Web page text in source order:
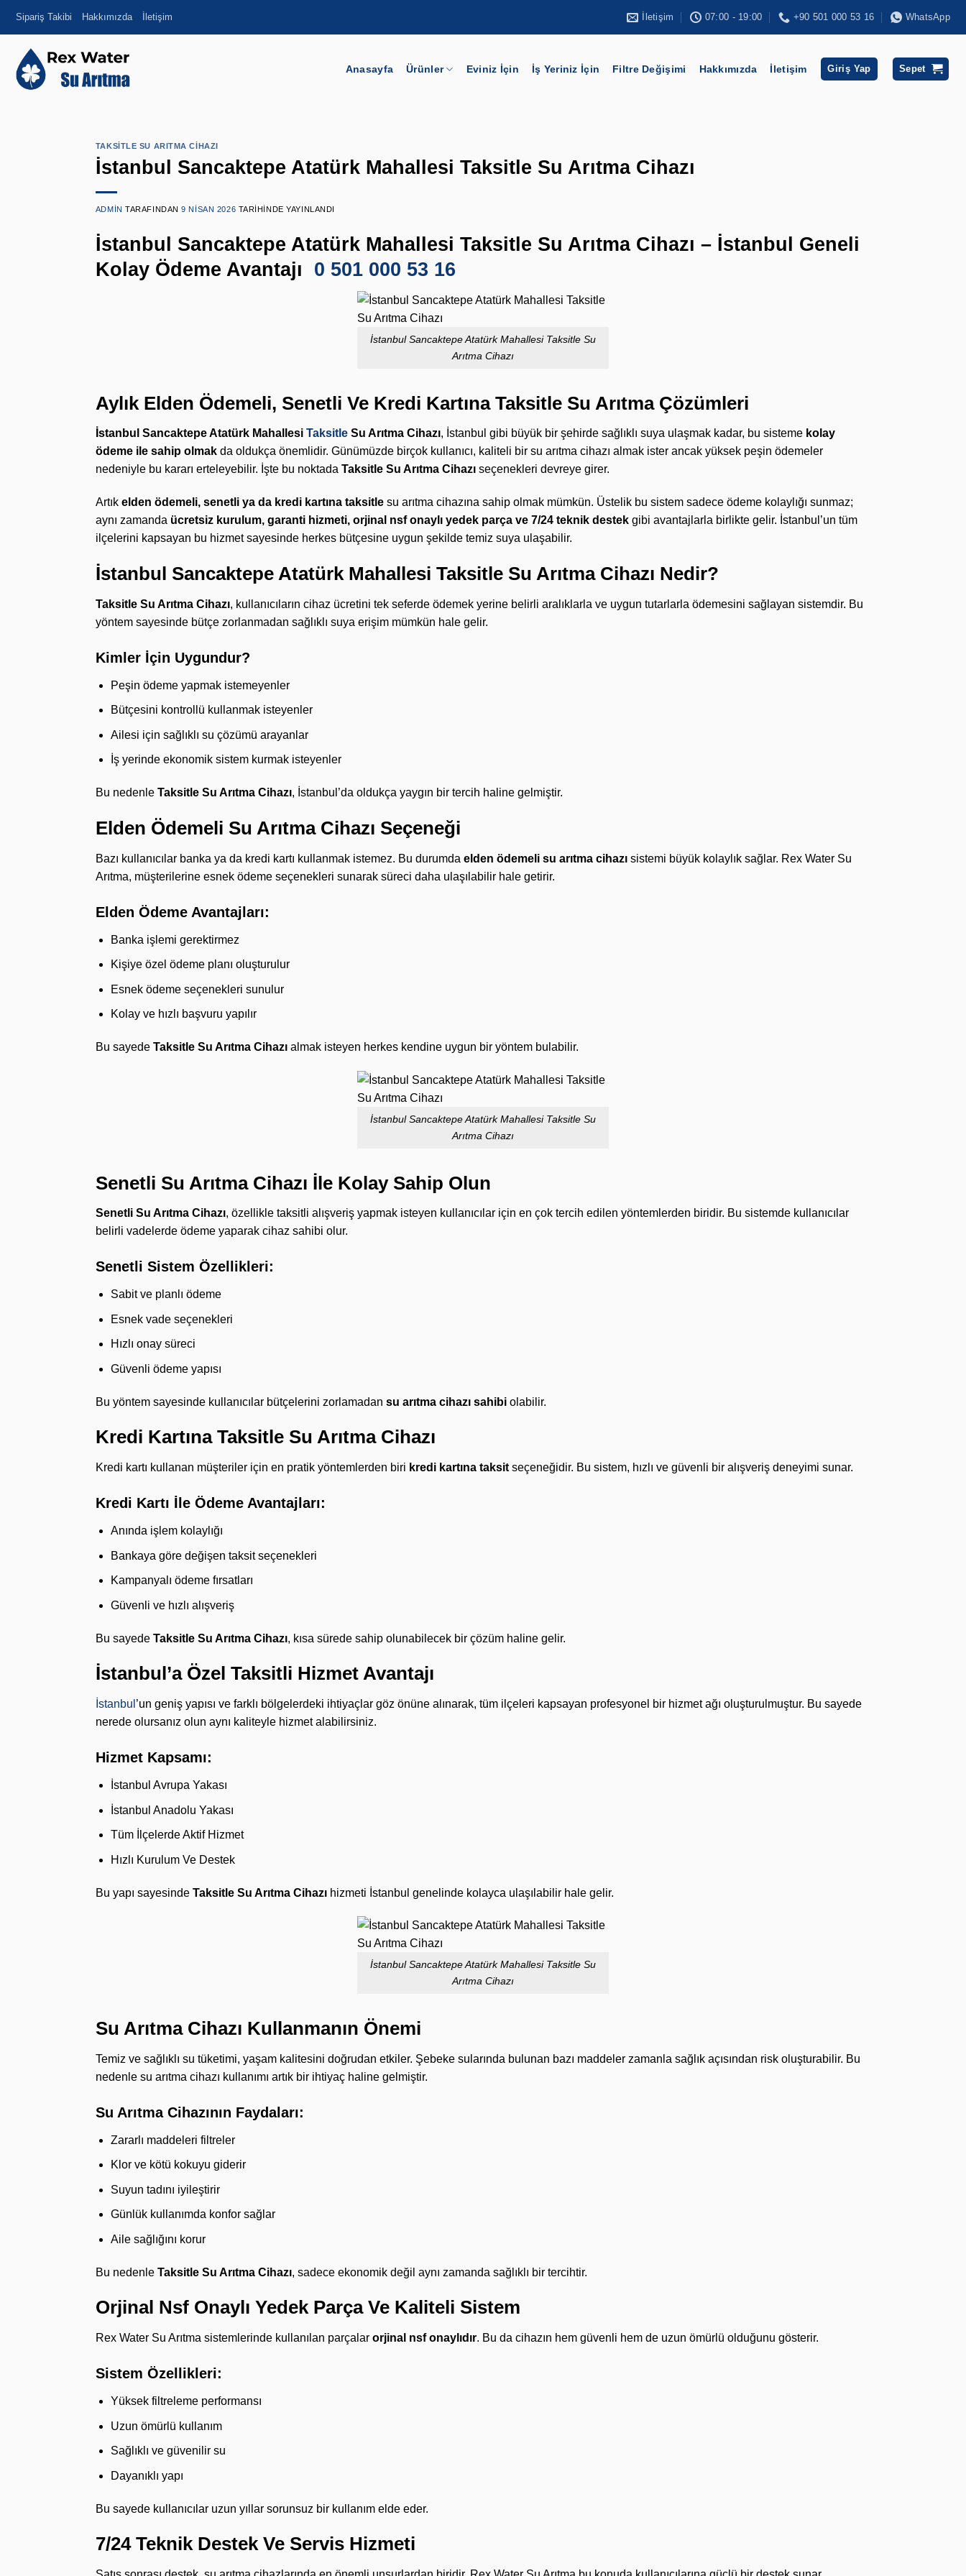
Sipariş Takibi Hakkımızda İletişim İletişim 07:00 - 19:00 +90 501 000 53 16 WhatsApp
Anasayfa Ürünler Eviniz İçin İş Yeriniz İçin Filtre Değişimi Hakkımızda İletişim Giriş Yap Sepet
TAKSITLE SU ARITMA CIHAZI
İstanbul Sancaktepe Atatürk Mahallesi Taksitle Su Arıtma Cihazı
ADMIN TARAFINDAN 9 NISAN 2026 TARIHINDE YAYINLANDI
İstanbul Sancaktepe Atatürk Mahallesi Taksitle Su Arıtma Cihazı – İstanbul Geneli
Kolay Ödeme Avantajı 0 501 000 53 16
İstanbul Sancaktepe Atatürk Mahallesi Taksitle Su
Arıtma Cihazı
Aylık Elden Ödemeli, Senetli Ve Kredi Kartına Taksitle Su Arıtma Çözümleri
İstanbul Sancaktepe Atatürk Mahallesi TaksitleSu Arıtma Cihazı, İstanbul gibi büyük bir şehirde sağlıklı suya ulaşmak kadar, bu sisteme kolay
ödeme ile sahip olmakda oldukça önemlidir. Günümüzde birçok kullanıcı, kaliteli bir su arıtma cihazı almak ister ancak yüksek peşin ödemeler
nedeniyle bu kararı erteleyebilir. İşte bu noktada Taksitle Su Arıtma Cihazıseçenekleri devreye girer.
Artık elden ödemeli, senetli ya da kredi kartına taksitlesu arıtma cihazına sahip olmak mümkün. Üstelik bu sistem sadece ödeme kolaylığı sunmaz;
aynı zamanda ücretsiz kurulum, garanti hizmeti, orjinal nsf onaylı yedek parça ve 7/24 teknik destekgibi avantajlarla birlikte gelir. İstanbul’un tüm
ilçelerini kapsayan bu hizmet sayesinde herkes bütçesine uygun şekilde temiz suya ulaşabilir.
İstanbul Sancaktepe Atatürk Mahallesi Taksitle Su Arıtma Cihazı Nedir?
Taksitle Su Arıtma Cihazı, kullanıcıların cihaz ücretini tek seferde ödemek yerine belirli aralıklarla ve uygun tutarlarla ödemesini sağlayan sistemdir. Bu
yöntem sayesinde bütçe zorlanmadan sağlıklı suya erişim mümkün hale gelir.
Kimler İçin Uygundur?
Peşin ödeme yapmak istemeyenler
Bütçesini kontrollü kullanmak isteyenler
Ailesi için sağlıklı su çözümü arayanlar
İş yerinde ekonomik sistem kurmak isteyenler
Bu nedenle Taksitle Su Arıtma Cihazı, İstanbul’da oldukça yaygın bir tercih haline gelmiştir.
Elden Ödemeli Su Arıtma Cihazı Seçeneği
Bazı kullanıcılar banka ya da kredi kartı kullanmak istemez. Bu durumda elden ödemeli su arıtma cihazısistemi büyük kolaylık sağlar. Rex Water Su
Arıtma, müşterilerine esnek ödeme seçenekleri sunarak süreci daha ulaşılabilir hale getirir.
Elden Ödeme Avantajları:
Banka işlemi gerektirmez
Kişiye özel ödeme planı oluşturulur
Esnek ödeme seçenekleri sunulur
Kolay ve hızlı başvuru yapılır
Bu sayede Taksitle Su Arıtma Cihazıalmak isteyen herkes kendine uygun bir yöntem bulabilir.
İstanbul Sancaktepe Atatürk Mahallesi Taksitle Su
Arıtma Cihazı
Senetli Su Arıtma Cihazı İle Kolay Sahip Olun
Senetli Su Arıtma Cihazı, özellikle taksitli alışveriş yapmak isteyen kullanıcılar için en çok tercih edilen yöntemlerden biridir. Bu sistemde kullanıcılar
belirli vadelerde ödeme yaparak cihaz sahibi olur.
Senetli Sistem Özellikleri:
Sabit ve planlı ödeme
Esnek vade seçenekleri
Hızlı onay süreci
Güvenli ödeme yapısı
Bu yöntem sayesinde kullanıcılar bütçelerini zorlamadan su arıtma cihazı sahibiolabilir.
Kredi Kartına Taksitle Su Arıtma Cihazı
Kredi kartı kullanan müşteriler için en pratik yöntemlerden biri kredi kartına taksitseçeneğidir. Bu sistem, hızlı ve güvenli bir alışveriş deneyimi sunar.
Kredi Kartı İle Ödeme Avantajları:
Anında işlem kolaylığı
Bankaya göre değişen taksit seçenekleri
Kampanyalı ödeme fırsatları
Güvenli ve hızlı alışveriş
Bu sayede Taksitle Su Arıtma Cihazı, kısa sürede sahip olunabilecek bir çözüm haline gelir.
İstanbul’a Özel Taksitli Hizmet Avantajı
İstanbul ’un geniş yapısı ve farklı bölgelerdeki ihtiyaçlar göz önüne alınarak, tüm ilçeleri kapsayan profesyonel bir hizmet ağı oluşturulmuştur. Bu sayede
nerede olursanız olun aynı kaliteyle hizmet alabilirsiniz.
Hizmet Kapsamı:
İstanbul Avrupa Yakası
İstanbul Anadolu Yakası
Tüm İlçelerde Aktif Hizmet
Hızlı Kurulum Ve Destek
Bu yapı sayesinde Taksitle Su Arıtma Cihazıhizmeti İstanbul genelinde kolayca ulaşılabilir hale gelir.
İstanbul Sancaktepe Atatürk Mahallesi Taksitle Su
Arıtma Cihazı
Su Arıtma Cihazı Kullanmanın Önemi
Temiz ve sağlıklı su tüketimi, yaşam kalitesini doğrudan etkiler. Şebeke sularında bulunan bazı maddeler zamanla sağlık açısından risk oluşturabilir. Bu
nedenle su arıtma cihazı kullanımı artık bir ihtiyaç haline gelmiştir.
Su Arıtma Cihazının Faydaları:
Zararlı maddeleri filtreler
Klor ve kötü kokuyu giderir
Suyun tadını iyileştirir
Günlük kullanımda konfor sağlar
Aile sağlığını korur
Bu nedenle Taksitle Su Arıtma Cihazı, sadece ekonomik değil aynı zamanda sağlıklı bir tercihtir.
Orjinal Nsf Onaylı Yedek Parça Ve Kaliteli Sistem
Rex Water Su Arıtma sistemlerinde kullanılan parçalar orjinal nsf onaylıdır. Bu da cihazın hem güvenli hem de uzun ömürlü olduğunu gösterir.
Sistem Özellikleri:
Yüksek filtreleme performansı
Uzun ömürlü kullanım
Sağlıklı ve güvenilir su
Dayanıklı yapı
Bu sayede kullanıcılar uzun yıllar sorunsuz bir kullanım elde eder.
7/24 Teknik Destek Ve Servis Hizmeti